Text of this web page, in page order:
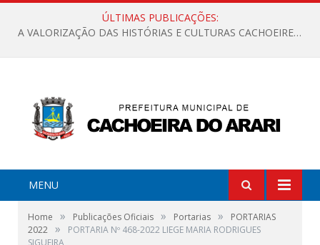
ÚLTIMAS PUBLICAÇÕES:
A VALORIZAÇÃO DAS HISTÓRIAS E CULTURAS CACHOEIRENSES
MENU
Home » Publicações Oficiais » Portarias »
PORTARIAS
2022 »
PORTARIA Nº 468-2022 LIEGE MARIA RODRIGUES
SIGUEIRA